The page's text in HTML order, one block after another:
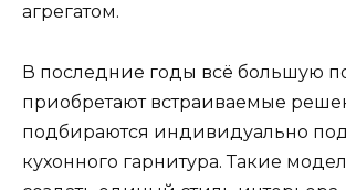
агрегатом.
В последние годы всё большую
приобретают встраиваемые
подбираются индивидуально
кухонного гарнитура. Такие